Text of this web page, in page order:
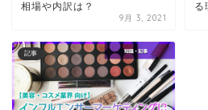
相場や内訳は？
9月 3, 2021
る
記事